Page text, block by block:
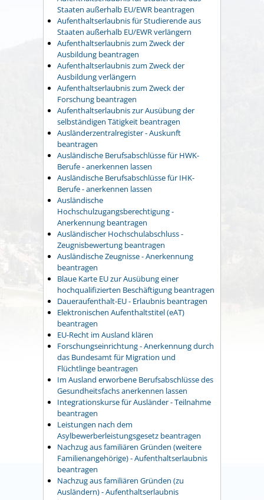
Staaten außerhalb EU/EWR beantragen
Aufenthaltserlaubnis für Studierende aus
Staaten außerhalb EU/EWR verlängern
Aufenthaltserlaubnis zum Zweck der
Ausbildung beantragen
Aufenthaltserlaubnis zum Zweck der
Ausbildung verlängern
Aufenthaltserlaubnis zum Zweck der
Forschung beantragen
Aufenthaltserlaubnis zur Ausübung der
selbständigen Tätigkeit beantragen
Ausländerzentralregister - Auskunft
beantragen
Ausländische Berufsabschlüsse für HWK-
Berufe - anerkennen lassen
Ausländische Berufsabschlüsse für IHK-
Berufe - anerkennen lassen
Ausländische
Hochschulzugangsberechtigung -
Anerkennung beantragen
Ausländischer Hochschulabschluss -
Zeugnisbewertung beantragen
Ausländische Zeugnisse - Anerkennung
beantragen
Blaue Karte EU zur Ausübung einer
hochqualifizierten Beschäftigung beantragen
Daueraufenthalt-EU - Erlaubnis beantragen
Elektronischen Aufenthaltstitel (eAT)
beantragen
EU-Recht im Ausland klären
Forschungseinrichtung - Anerkennung durch
das Bundesamt für Migration und
Flüchtlinge beantragen
Im Ausland erworbene Berufsabschlüsse des
Gesundheitsfachs anerkennen lassen
Integrationskurse für Ausländer - Teilnahme
beantragen
Leistungen nach dem
Asylbewerberleistungsgesetz beantragen
Nachzug aus familiären Gründen (weitere
Familienangehörige) - Aufenthaltserlaubnis
beantragen
Nachzug aus familiären Gründen (zu
Ausländern) - Aufenthaltserlaubnis